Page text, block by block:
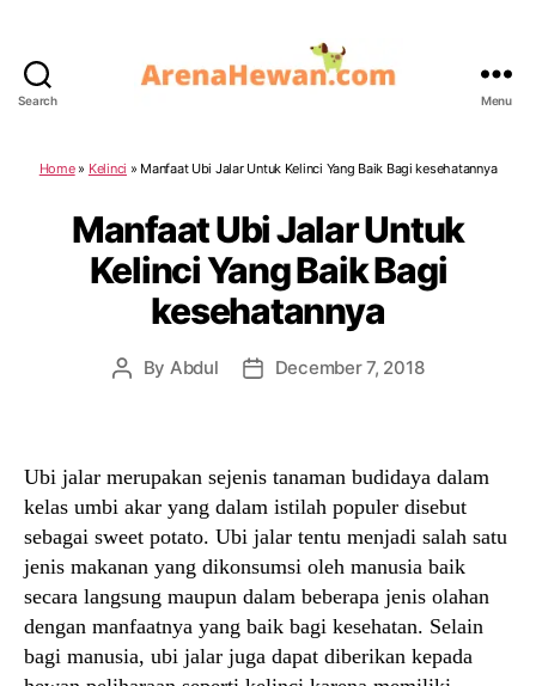
Search Menu
Home» Kelinci » Manfaat Ubi Jalar Untuk Kelinci Yang Baik Bagi kesehatannya
Manfaat Ubi Jalar Untuk
Kelinci Yang Baik Bagi
kesehatannya
Post
By Abdul
PostDecember 7, 2018
Ubi jalar merupakan sejenis tanaman budidaya dalam
kelas umbi akar yang dalam istilah populer disebut
sebagai sweet potato. Ubi jalar tentu menjadi salah satu
jenis makanan yang dikonsumsi oleh manusia baik
secara langsung maupun dalam beberapa jenis olahan
dengan manfaatnya yang baik bagi kesehatan. Selain
bagi manusia, ubi jalar juga dapat diberikan kepada